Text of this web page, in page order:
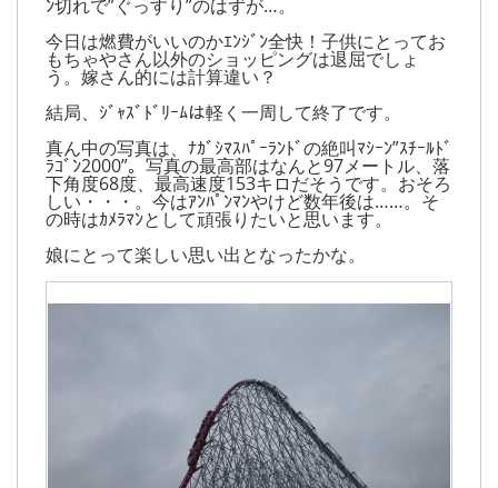
ﾝ切れで”ぐっすり”のはずが…。
今日は燃費がいいのかｴﾝｼﾞﾝ全快！子供にとってお
もちゃやさん以外のショッピングは退屈でしょ
う。嫁さん的には計算違い？
結局、ｼﾞｬｽﾞﾄﾞﾘｰﾑは軽く一周して終了です。
真ん中の写真は、ﾅｶﾞｼﾏｽﾊﾟｰﾗﾝﾄﾞの絶叫ﾏｼｰﾝ”ｽﾁｰﾙﾄﾞ
ﾗｺﾞﾝ2000”。写真の最高部はなんと97メートル、落
下角度68度、最高速度153キロだそうです。おそろ
しい・・・。今はｱﾝﾊﾟﾝﾏﾝやけど数年後は……。そ
の時はｶﾒﾗﾏﾝとして頑張りたいと思います。
娘にとって楽しい思い出となったかな。